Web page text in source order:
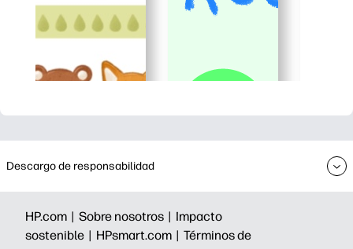
Descargo de responsabilidad
HP.com | Sobre nosotros | Impacto
sostenible | HPsmart.com | Términos de